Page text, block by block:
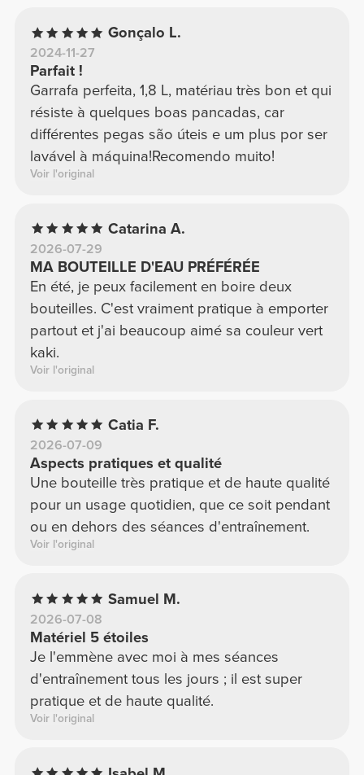
Gonçalo L.
2024-11-27
Parfait !
Garrafa perfeita, 1,8 L, matériau très bon et qui
résiste à quelques boas pancadas, car
différentes pegas são úteis e um plus por ser
lavável à máquina!Recomendo muito!
Voir l'original
Catarina A.
2026-07-29
MA BOUTEILLE D'EAU PRÉFÉRÉE
En été, je peux facilement en boire deux
bouteilles. C'est vraiment pratique à emporter
partout et j'ai beaucoup aimé sa couleur vert
kaki.
Voir l'original
Catia F.
2026-07-09
Aspects pratiques et qualité
Une bouteille très pratique et de haute qualité
pour un usage quotidien, que ce soit pendant
ou en dehors des séances d'entraînement.
Voir l'original
Samuel M.
2026-07-08
Matériel 5 étoiles
Je l'emmène avec moi à mes séances
d'entraînement tous les jours ; il est super
pratique et de haute qualité.
Voir l'original